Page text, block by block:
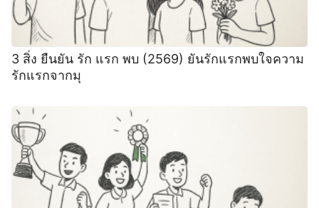
3 สิ่ง ยืนยัน รัก แรก พบ (2569) ยันรักแรกพบใจความ
รักแรกจากมุ